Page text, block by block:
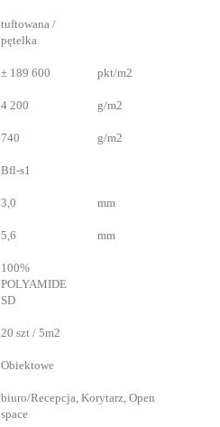
tuftowana /
pętelka
± 189 600 pkt/m2
4 200 g/m2
740 g/m2
Bfl-s1
3,0 mm
5,6 mm
100%
POLYAMIDE
SD
20 szt / 5m2
Obiektowe
biuro/Recepcja, Korytarz, Open
space